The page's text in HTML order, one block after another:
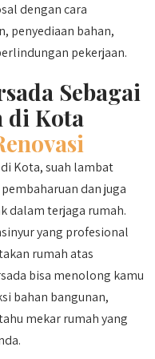
dengan cara
penyediaan bahan,
pekerjaan.
Sebagai
di Kota
Kota, suah lambat
dan juga
dalam terjaga rumah.
yang profesional
rumah atas
bisa menolong kamu
bahan bangunan,
mekar rumah yang